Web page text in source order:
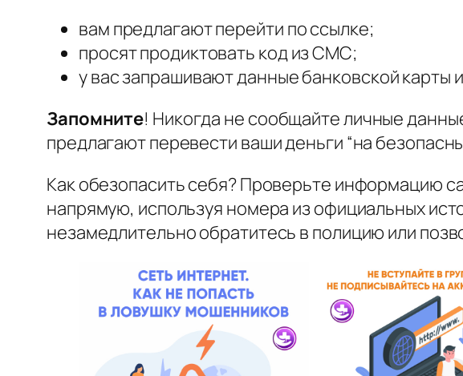
вам предлагают перейти по ссылке;
просят продиктовать код из СМС;
у вас запрашивают данные банковской карты
Запомните! Никогда не сообщайте личные
предлагают перевести ваши деньги “на
Как обезопасить себя? Проверьте информацию
напрямую, используя номера из официальных
незамедлительно обратитесь в полицию или